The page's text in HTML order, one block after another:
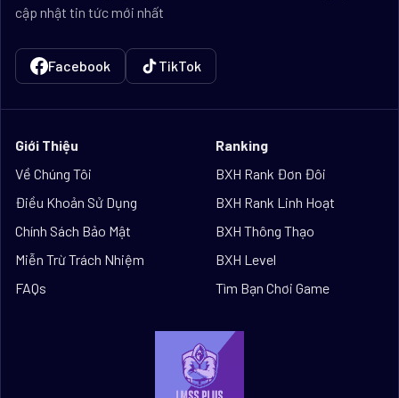
cập nhật tin tức mới nhất
Facebook TikTok
Giới Thiệu
Về Chúng Tôi
Điều Khoản Sử Dụng
Chính Sách Bảo Mật
Miễn Trừ Trách Nhiệm
FAQs
Ranking
BXH Rank Đơn Đôi
BXH Rank Linh Hoạt
BXH Thông Thạo
BXH Level
Tìm Bạn Chơi Game